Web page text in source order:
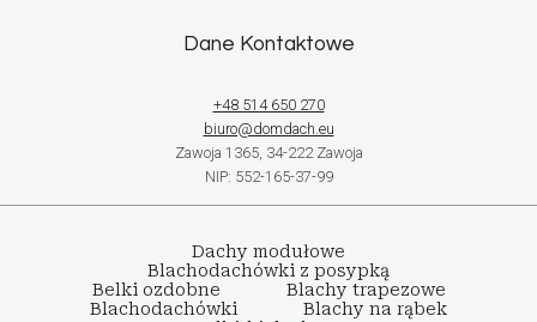
Dane Kontaktowe
+48 514 650 270
biuro@domdach.eu
Zawoja 1365, 34-222 Zawoja
NIP: 552-165-37-99
Dachy modułowe
Blachodachówki z posypką
Belki ozdobne
Blachy trapezowe
Blachodachówki
Blachy na rąbek